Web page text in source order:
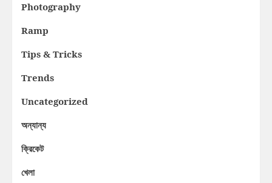
Photography
Ramp
Tips & Tricks
Trends
Uncategorized
অন্যান্য
ক্রিকেট
খেলা